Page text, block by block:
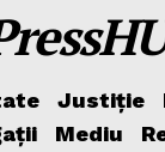
Justiție
Mediu